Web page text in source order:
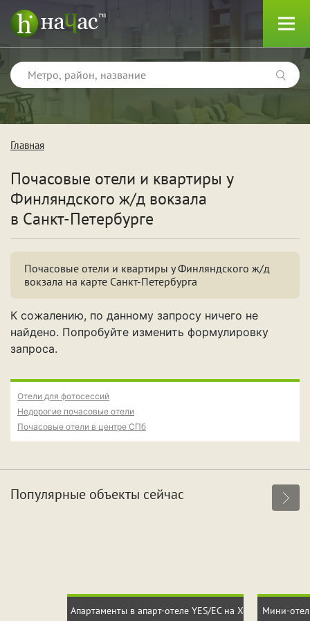
Тип
Квартиры
Отели
Поводы
Свидание
Поспать и отдохнуть
Для новобрачных
Фотосессия
Особенности
Собственная парковка Кондиционер
Сауна Джакузи
Главная
Почасовые отели и квартиры у
Финляндского ж/д вокзала
в Санкт-Петербурге
Почасовые отели и квартиры у Финляндского ж/д
вокзала на карте Санкт-Петербурга
К сожалению, по данному запросу ничего не
найдено. Попробуйте изменить формулировку
запроса.
Отели для фотосессий
Недорогие почасовые отели
Почасовые отели в центре СПб
Популярные объекты сейчас
Апартаменты в апарт-отеле YES/ЕС на Хошимина
Мини-